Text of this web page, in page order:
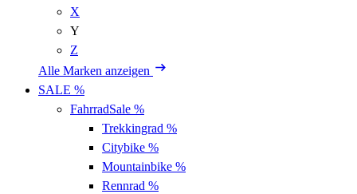
X
Y
Z
Alle Marken anzeigen
SALE %
FahrradSale %
Trekkingrad %
Citybike %
Mountainbike %
Rennrad %